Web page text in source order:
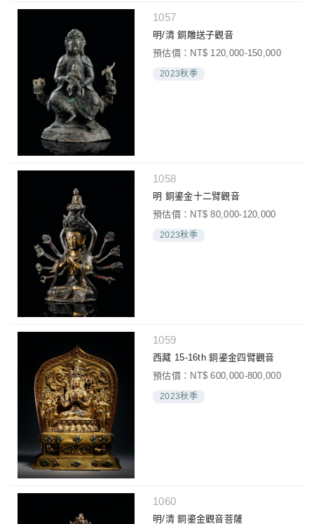
1057
明/清 銅雕送子觀音
預估價：NT$ 120,000-150,000
2023秋季
1058
明 銅鎏金十二臂觀音
預估價：NT$ 80,000-120,000
2023秋季
1059
西藏 15-16th 銅鎏金四臂觀音
預估價：NT$ 600,000-800,000
2023秋季
1060
明/清 銅鎏金觀音菩薩